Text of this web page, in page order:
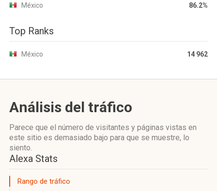
México 86.2%
Top Ranks
México 14 962
Análisis del tráfico
Parece que el número de visitantes y páginas vistas en
este sitio es demasiado bajo para que se muestre, lo
siento.
Alexa Stats
Rango de tráfico